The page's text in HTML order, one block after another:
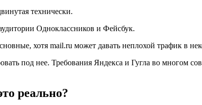
технически.
Одноклассников и Фейсбук.
хотя mail.ru может давать неплохой трафик в
под нее. Требования Яндекса и Гугла во многом
реально?